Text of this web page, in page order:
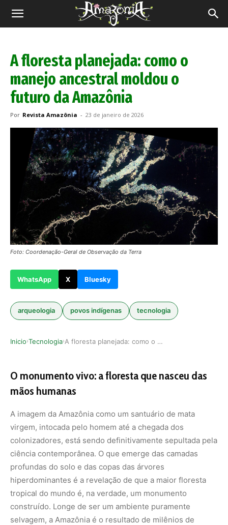
Revista
A floresta planejada: como o
manejo ancestral moldou o
futuro da Amazônia
Por Revista Amazônia - 23 de janeiro de 2026
Foto: Coordenação-Geral de Observação da Terra
WhatsApp X Bluesky
arqueologia povos indígenas tecnologia
Inicio›Tecnologia› A floresta planejada: como o manejo ancestral m…
O monumento vivo: a floresta que nasceu das
mãos humanas
A imagem da Amazônia como um santuário de mata
virgem, intocada pelo homem até a chegada dos
colonizadores, está sendo definitivamente sepultada pela
ciência contemporânea. O que emerge das camadas
profundas do solo e das copas das árvores
hiperdominantes é a revelação de que a maior floresta
tropical do mundo é, na verdade, um monumento
construído. Longe de ser um ambiente puramente
selvagem, a Amazônia é o resultado de milênios de